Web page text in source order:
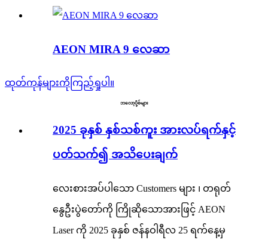
AEON MIRA 9 လေဆာ
ထုတ်ကုန်များကိုကြည့်ရှုပါ။
ဘလော့ပို့စ်များ
2025 ခုနှစ် နှစ်သစ်ကူး အားလပ်ရက်နှင့်
ပတ်သက်၍ အသိပေးချက်
လေးစားအပ်ပါသော Customers များ ၊ တရုတ်
နွေဦးပွဲတော်ကို ကြိုဆိုသောအားဖြင့် AEON
Laser ကို 2025 ခုနှစ် ဇန်နဝါရီလ 25 ရက်နေ့မှ